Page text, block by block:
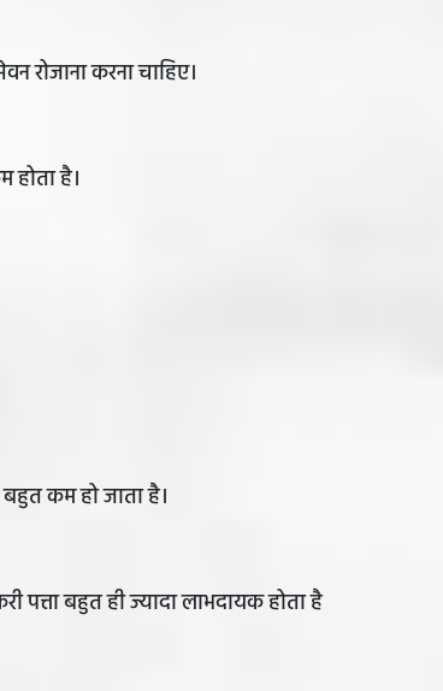
रोजाना करना चाहिए।
होता है।
कम हो जाता है।
पत्ता बहुत ही ज्यादा लाभदायक होता है